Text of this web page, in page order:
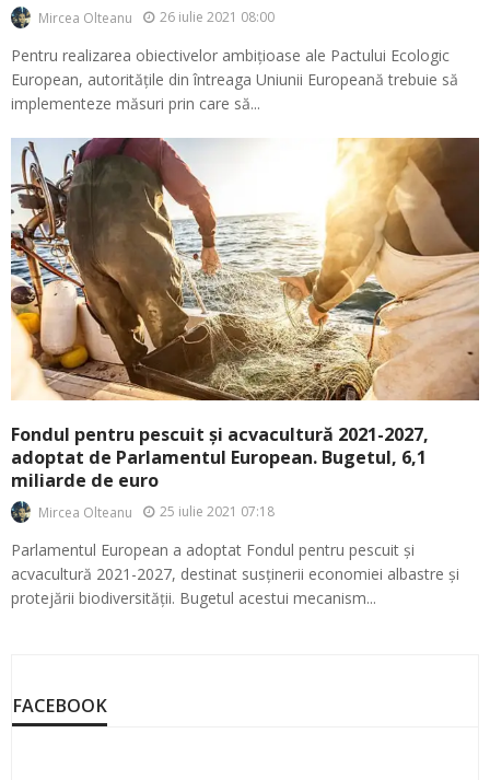
Mircea Olteanu 26 iulie 2021 08:00
Pentru realizarea obiectivelor ambițioase ale Pactului Ecologic
European, autoritățile din întreaga Uniunii Europeană trebuie să
implementeze măsuri prin care să...
Fondul pentru pescuit și acvacultură 2021-2027,
adoptat de Parlamentul European. Bugetul, 6,1
miliarde de euro
Mircea Olteanu 25 iulie 2021 07:18
Parlamentul European a adoptat Fondul pentru pescuit și
acvacultură 2021-2027, destinat susținerii economiei albastre și
protejării biodiversității. Bugetul acestui mecanism...
FACEBOOK